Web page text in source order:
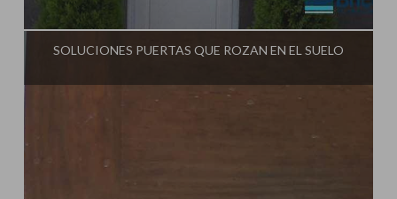
Tu Taller de Bricolaje
SOLUCIONES PUERTAS QUE ROZAN EN EL SUELO